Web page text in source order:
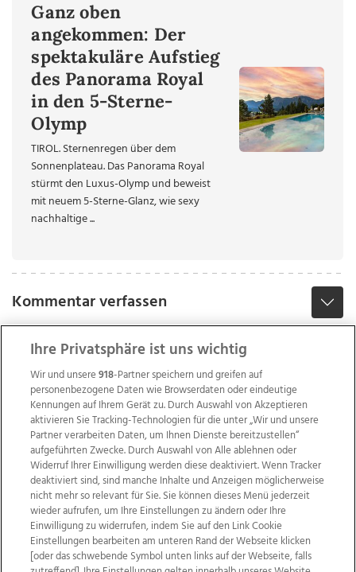
Ganz oben
angekommen: Der
spektakuläre Aufstieg
des Panorama Royal
in den 5-Sterne-
Olymp
TIROL. Sternenregen über dem
Sonnenplateau. Das Panorama Royal
stürmt den Luxus-Olymp und beweist
mit neuem 5-Sterne-Glanz, wie sexy
nachhaltige ...
Kommentar verfassen
Wir über uns Mediadaten Kontakt
Jobs
Ihre Privatsphäre ist uns wichtig
Wir und unsere918-Partner speichern und greifen auf
personenbezogene Daten wie Browserdaten oder eindeutige
Kennungen auf Ihrem Gerät zu. Durch Auswahl von Akzeptieren
aktivieren Sie Tracking-Technologien für die unter „Wir und unsere
Partner verarbeiten Daten, um Ihnen Dienste bereitzustellen“
aufgeführten Zwecke. Durch Auswahl von Alle ablehnen oder
Widerruf Ihrer Einwilligung werden diese deaktiviert. Wenn Tracker
deaktiviert sind, sind manche Inhalte und Anzeigen möglicherweise
nicht mehr so relevant für Sie. Sie können dieses Menü jederzeit
wieder aufrufen, um Ihre Einstellungen zu ändern oder Ihre
Einwilligung zu widerrufen, indem Sie auf den Link Cookie
Einstellungen bearbeiten am unteren Rand der Webseite klicken
[oder das schwebende Symbol unten links auf der Webseite, falls